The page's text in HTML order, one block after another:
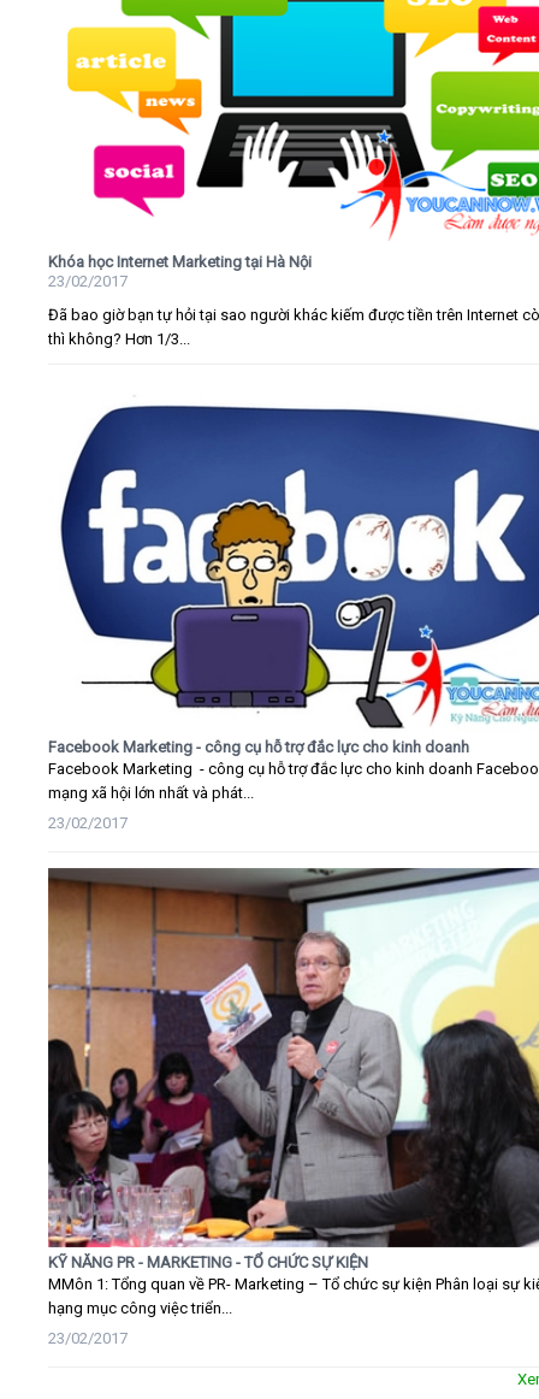
Khóa học Internet Marketing tại Hà Nội
23/02/2017
Đã bao giờ bạn tự hỏi tại sao người khác kiếm được tiền trên Internet
thì không? Hơn 1/3...
Facebook Marketing - công cụ hỗ trợ đắc lực cho kinh doanh
Facebook Marketing - công cụ hỗ trợ đắc lực cho kinh doanh
mạng xã hội lớn nhất và phát...
23/02/2017
KỸ NĂNG PR - MARKETING - TỔ CHỨC SỰ KIỆN
MMôn 1: Tổng quan về PR- Marketing – Tổ chức sự kiện Phân loại sự
hạng mục công việc triển...
23/02/2017